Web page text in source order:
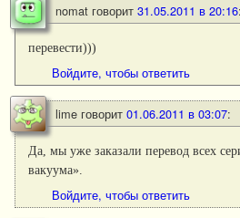
nomat говорит 31.05.2011 в 20:16:
перевести)))
Войдите, чтобы ответить
lime говорит 01.06.2011 в 03:07:
Да, мы уже заказали перевод всех
вакуума».
Войдите, чтобы ответить